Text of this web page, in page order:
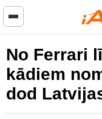
No Ferrari
kādiem
dod